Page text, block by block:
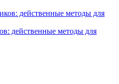
действенные методы для